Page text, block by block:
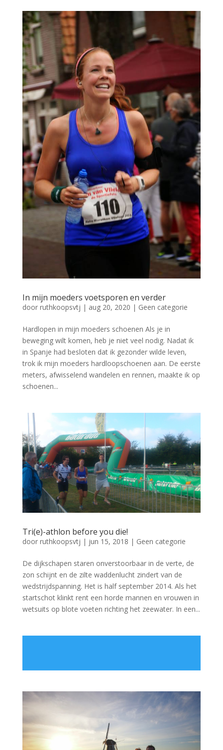
In mijn moeders voetsporen en verder
door ruthkoopsvtj | aug 20, 2020 | Geen categorie
Hardlopen in mijn moeders schoenen Als je in
beweging wilt komen, heb je niet veel nodig. Nadat ik
in Spanje had besloten dat ik gezonder wilde leven,
trok ik mijn moeders hardloopschoenen aan. De eerste
meters, afwisselend wandelen en rennen, maakte ik op
schoenen...
Tri(e)-athlon before you die!
door ruthkoopsvtj | jun 15, 2018 | Geen categorie
De dijkschapen staren onverstoorbaar in de verte, de
zon schijnt en de zilte waddenlucht zindert van de
wedstrijdspanning. Het is half september 2014. Als het
startschot klinkt rent een horde mannen en vrouwen in
wetsuits op blote voeten richting het zeewater. In een...